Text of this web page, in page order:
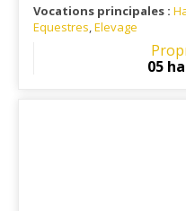
Vocations principales :
Equestres,Elevage
: Village de
km de Foix, 60 km de
110 km de Toulouse.05